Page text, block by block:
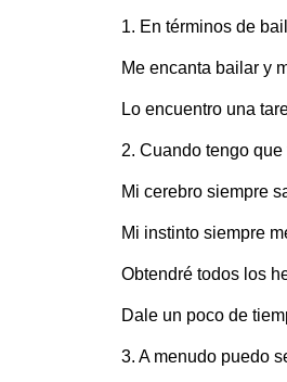
1. En términos de
Me encanta bailar y
Lo encuentro una
2. Cuando tengo
Mi cerebro siempre
Mi instinto siempre
Obtendré todos los
Dale un poco de
3. A menudo puedo